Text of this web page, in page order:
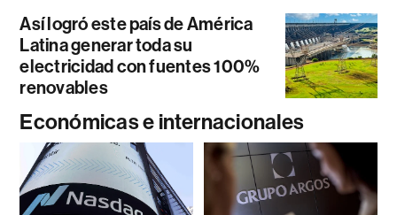
Así logró este país de América
Latina generar toda su
electricidad con fuentes 100%
renovables
Económicas e internacionales